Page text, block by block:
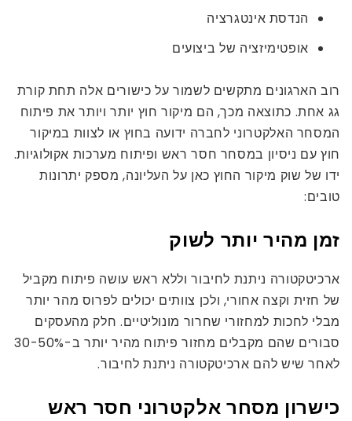
הנדסת אינטגרציה
אופטימיזציה של ביצועים
רוב הארגונים מתקשים לשמור על כישורים אלה תחת קורת
גג אחת. כתוצאה מכך, הם מיקור חוץ יותר ויותר את פיתוח
המסחר האלקטרוני לחברה ידועה בחוץ או לצוות במיקור
חוץ עם ניסיון במסחר חסר ראש ופיתוח מערכות אקולוגיות.
ידו של שוק מיקור החוץ כאן על העליונה, מספק יתרונות
טובים:
זמן מהיר יותר לשוק
ארכיטקטורה ניתנת לחיבור וללא ראש עושה פיתוח מקביל
של חזית וקצה אחורי, ולכן צוותים יכולים לפרוס מהר יותר
מבלי לחכות למחזורי שחרור מונוליטיים. חלק מהעסקים
סבורים שהם מקבלים מחזור פיתוח מהיר יותר ב-30-50%
לאחר שיש להם ארכיטקטורה ניתנת לחיבור.
כישרון מסחר אלקטרוני חסר ראש